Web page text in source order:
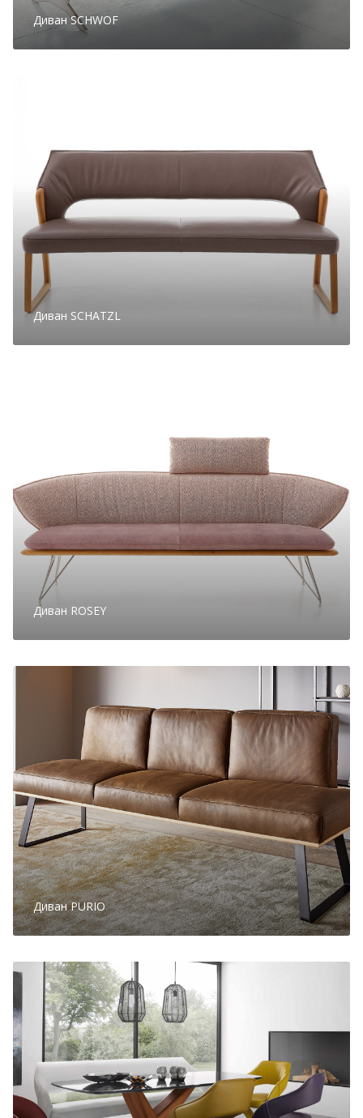
Диван SCHWOF
Диван SCHATZL
Диван ROSEY
Диван PURIO